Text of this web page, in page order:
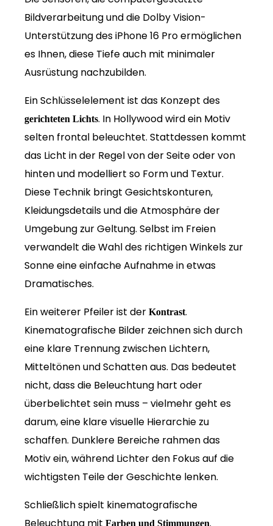
Bildverarbeitung und die Dolby Vision-
Unterstützung des iPhone 16 Pro ermöglichen
es Ihnen, diese Tiefe auch mit minimaler
Ausrüstung nachzubilden.
Ein Schlüsselelement ist das Konzept des
gerichteten Lichts. In Hollywood wird ein Motiv
selten frontal beleuchtet. Stattdessen kommt
das Licht in der Regel von der Seite oder von
hinten und modelliert so Form und Textur.
Diese Technik bringt Gesichtskonturen,
Kleidungsdetails und die Atmosphäre der
Umgebung zur Geltung. Selbst im Freien
verwandelt die Wahl des richtigen Winkels zur
Sonne eine einfache Aufnahme in etwas
Dramatisches.
Ein weiterer Pfeiler ist derKontrast.
Kinematografische Bilder zeichnen sich durch
eine klare Trennung zwischen Lichtern,
Mitteltönen und Schatten aus. Das bedeutet
nicht, dass die Beleuchtung hart oder
überbelichtet sein muss – vielmehr geht es
darum, eine klare visuelle Hierarchie zu
schaffen. Dunklere Bereiche rahmen das
Motiv ein, während Lichter den Fokus auf die
wichtigsten Teile der Geschichte lenken.
Schließlich spielt kinematografische
Farben und Stimmungen